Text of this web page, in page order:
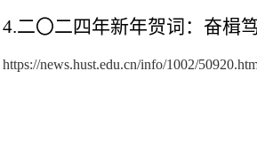
4.二〇二四年新年贺词：奋楫
https://news.hust.edu.cn/info/1002/